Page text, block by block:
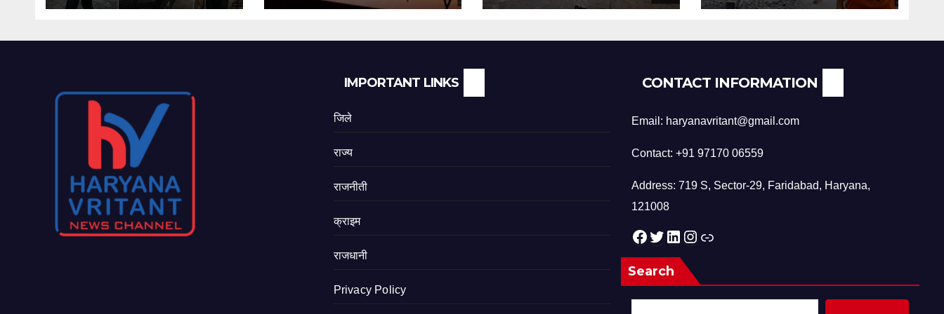
IMPORTANT LINKS
जिले
राज्य
राजनीती
क्राइम
राजधानी
Privacy Policy
CONTACT INFORMATION
Email: haryanavritant@gmail.com
Contact: +91 97170 06559
Address: 719 S, Sector-29, Faridabad, Haryana,
121008
Facebook Twitter LinkedIn Instagram Link
Search